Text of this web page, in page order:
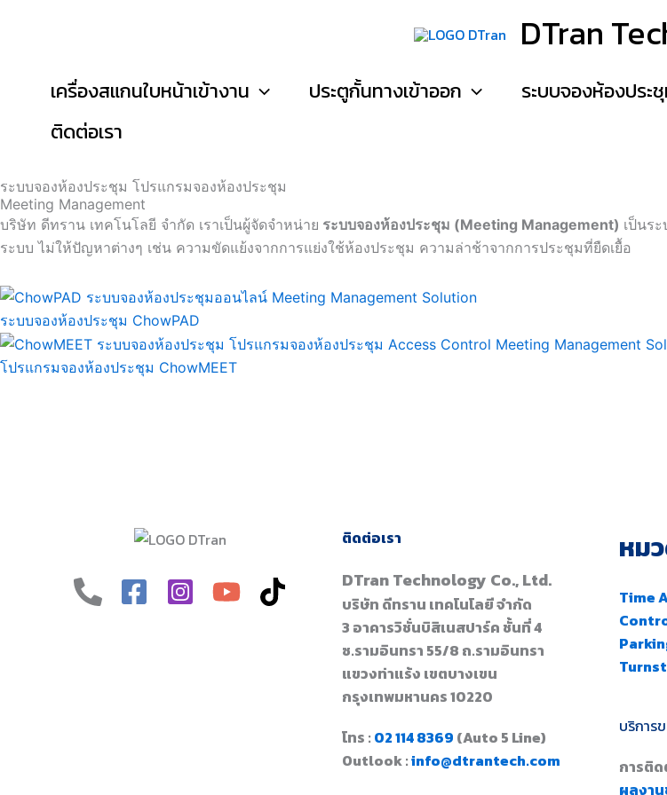
DTran
เครื่องสแกนใบหน้าเข้างาน ประตูกั้นทางเข้าออก ระบบจองห้องประ
ติดต่อเรา
ระบบจองห้องประชุม โปรแกรมจองห้องประชุม
Meeting Management
บริษัท ดีทราน เทคโนโลยี จำกัด เราเป็นผู้จัดจำหน่าย ระบบจองห้องประชุม (Meeting Management) เป็นร
ระบบ ไม่ให้ปัญหาต่างๆ เช่น ความขัดแย้งจากการแย่งใช้ห้องประชุม ความล่าช้าจากการประชุมที่ยืดเยื้อ
ระบบจองห้องประชุม ChowPAD
โปรแกรมจองห้องประชุม ChowMEET
ติดต่อเรา
DTran Technology Co., Ltd.
บริษัท ดีทราน เทคโนโลยี จำกัด
3 อาคารวิชั่นบิสิเนสปาร์ค ชั้นที่ 4
ซ.รามอินทรา 55/8 ถ.รามอินทรา
แขวงท่าแร้ง เขตบางเขน
กรุงเทพมหานคร 10220
โทร : 02 114 8369 (Auto 5 Line)
Outlook :info@dtrantech.com
หม
Time
บริการข
การติ
ผลงาน